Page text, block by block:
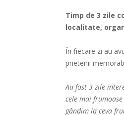
Timp de 3 zile
localitate,
În fiecare zi au
prietenii
Au fost 3 zile
cele mai
gândim la ceva